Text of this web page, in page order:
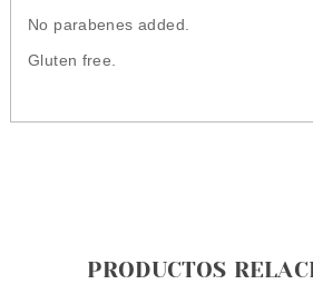
No parabenes added.
Gluten free.
PRODUCTOS